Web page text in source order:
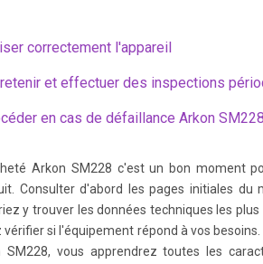
correctement l'appareil
et effectuer des inspections
en cas de défaillance Arkon SM228
Arkon SM228 c'est un bon moment
Consulter d'abord les pages initiales du
y trouver les données techniques les
si l'équipement répond à vos
vous apprendrez toutes les